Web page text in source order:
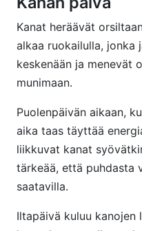
Kanat heräävät
alkaa ruokailulla, jonka
keskenään ja menevät
munimaan.
Puolenpäivän aikaan,
aika taas täyttää
liikkuvat kanat
tärkeää, että puhdasta
saatavilla.
Iltapäivä kuluu kanojen